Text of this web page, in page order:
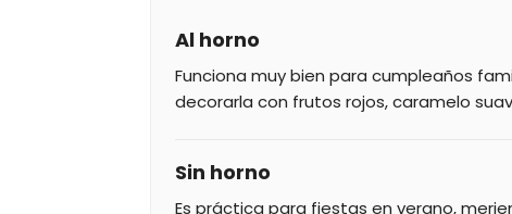
Al horno
Funciona muy bien para cumpleaños
decorarla con frutos rojos, caramelo
Sin horno
Es práctica para fiestas en verano,